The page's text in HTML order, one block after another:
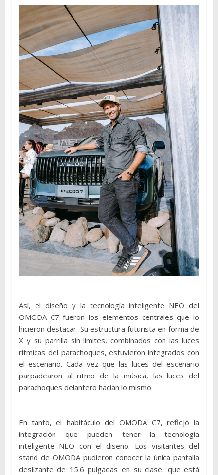
Así, el diseño y la tecnología inteligente NEO del
OMODA C7 fueron los elementos centrales que lo
hicieron destacar. Su estructura futurista en forma de
X y su parrilla sin límites, combinados con las luces
rítmicas del parachoques, estuvieron integrados con
el escenario. Cada vez que las luces del escenario
parpadearon al ritmo de la música, las luces del
parachoques delantero hacían lo mismo.
En tanto, el habitáculo del OMODA C7, reflejó la
integración que pueden tener la tecnología
inteligente NEO con el diseño. Los visitantes del
stand de OMODA pudieron conocer la única pantalla
deslizante de 15.6 pulgadas en su clase, que está